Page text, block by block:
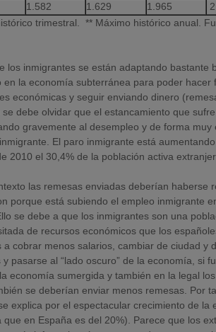
1.582 1.629 1.965
trimestral. ** Máximo histórico anual.
los inmigrantes se están adaptando bastante
en la economía subterránea para poder hacer
económicas y seguir enviando dinero
se debe olvidar que el estancamiento que
gravemente al desempleo y de forma muy
El paro inmigrante está
2010 el 30,4% de la población activa
las remesas enviadas deberían haberse
porque está subiendo el empleo inmigrante
se debe a que los inmigrantes son una
de recursos económicos que los
a cobrar menos salarios, cambiar de ciudad y
y pasarse al “lado oscuro” de la economía, si
economía sumergida y también en la legal
se deberían enviar menos remesas. Por
explica por el espectacular crecimiento de la
que en España es del 20%). Parece que los